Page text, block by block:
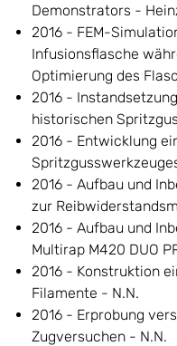
Demonstrators -
2016 - FEM-
Infusionsflasche
Optimierung des
2016 -
historischen
2016 - Entwicklung
2016 - Aufbau und
zur
2016 - Aufbau und
Multirap M420 DUO
2016 - Konstruktion
Filamente - N.N.
2016 - Erprobung
Zugversuchen - N.N.